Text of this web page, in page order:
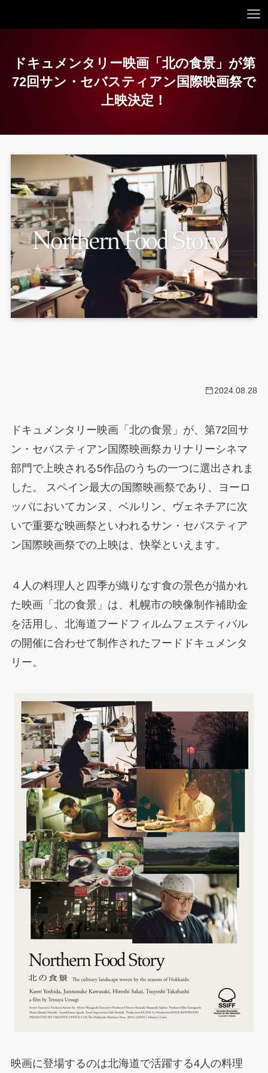
ドキュメンタリー映画「北の食景」が第
72回サン・セバスティアン国際映画祭で
上映決定！
2024.08.28
ドキュメンタリー映画「北の食景」が、第72回サ
ン・セバスティアン国際映画祭カリナリーシネマ
部門で上映される5作品のうちの一つに選出されま
した。 スペイン最大の国際映画祭であり、ヨーロ
ッパにおいてカンヌ、ベルリン、ヴェネチアに次
いで重要な映画祭といわれるサン・セバスティア
ン国際映画祭での上映は、快挙といえます。
４人の料理人と四季が織りなす食の景色が描かれ
た映画「北の食景」は、札幌市の映像制作補助金
を活用し、北海道フードフィルムフェスティバル
の開催に合わせて制作されたフードドキュメンタ
リー。
映画に登場するのは北海道で活躍する4人の料理